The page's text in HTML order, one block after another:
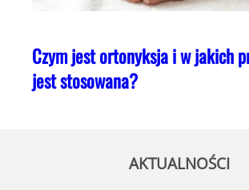
Czym jest ortonyksja i w jakich
jest stosowana?
AKTUALNOŚCI